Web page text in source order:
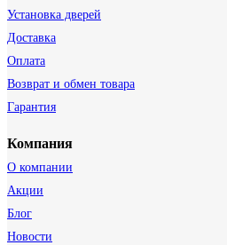
Установка дверей
Доставка
Оплата
Возврат и обмен товара
Гарантия
Компания
О компании
Акции
Блог
Новости